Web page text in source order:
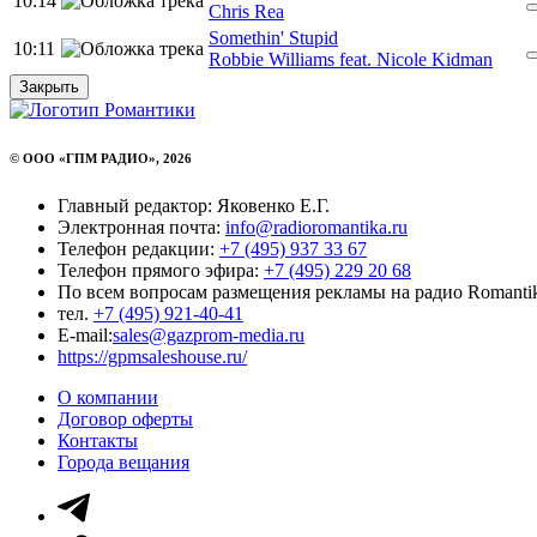
Chris Rea
10:11
Somethin' Stupid
Robbie Williams feat. Nicole Kidman
Закрыть
© ООО «ГПМ РАДИО», 2026
Главный редактор: Яковенко Е.Г.
Электронная почта: info@radioromantika.ru
Телефон редакции: +7 (495) 937 33 67
Телефон прямого эфира: +7 (495) 229 20 68
По всем вопросам размещения рекламы на радио
тел. +7 (495) 921-40-41
E-mail:sales@gazprom-media.ru
https://gpmsaleshouse.ru/
О компании
Договор оферты
Контакты
Города вещания